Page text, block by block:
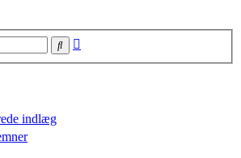
Søg
indlæg